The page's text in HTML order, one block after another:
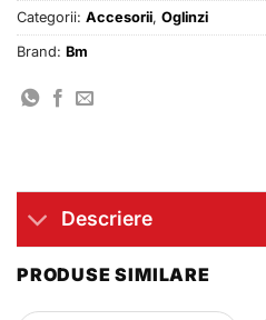
Categorii: Accesorii, Oglinzi
Brand: Bm
Descriere
PRODUSE SIMILARE